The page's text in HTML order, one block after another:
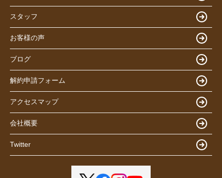
スタッフ
お客様の声
ブログ
解約申請フォーム
アクセスマップ
会社概要
Twitter